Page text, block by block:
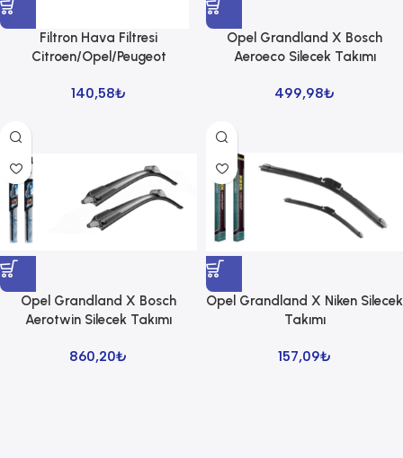
Filtron Hava Filtresi
Citroen/Opel/Peugeot
140,58₺
Opel Grandland X Bosch
Aeroeco Silecek Takımı
499,98₺
Opel Grandland X Bosch
Aerotwin Silecek Takımı
860,20₺
Opel Grandland X Niken Silecek
Takımı
157,09₺